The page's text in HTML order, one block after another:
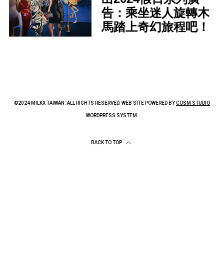
告：乘坐迷人旋轉木
馬踏上奇幻旅程吧！
©2024 MILKX TAIWAN. ALL RIGHTS RESERVED. WEB SITE POWERED BYCOSM STUDIO
WORDPRESS SYSTEM.
BACK TO TOP